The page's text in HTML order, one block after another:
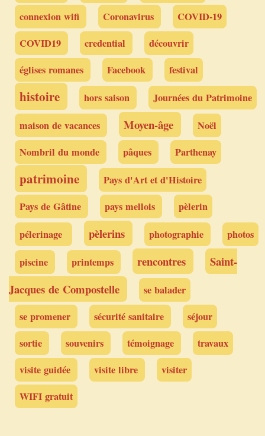
connexion wifi Coronavirus
COVID-19
COVID19
credential
découvrir
églises romanes
Facebook festival
histoire hors saison
Journées du Patrimoine
maison de vacances
Moyen-âge
Noël
Nombril du monde
pâques Parthenay
patrimoine
Pays d'Art et d'Histoire
Pays de Gâtine
pays mellois
pèlerin
pélerinage
pèlerins photographie
photos
piscine
printemps rencontres
Saint-
Jacques de Compostelle
se balader
se promener
sécurité sanitaire
séjour
sortie
souvenirs témoignage
travaux
visite guidée
visite libre
visiter
WIFI gratuit